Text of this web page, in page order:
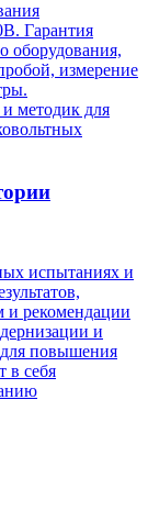
Гарантия
оборудования,
измерение
методик для
испытаниях и
и рекомендации
и
для повышения
в себя